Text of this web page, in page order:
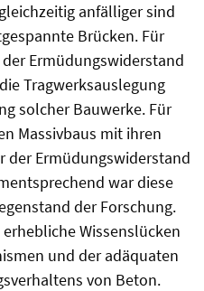
anfälliger sind
Brücken. Für
Ermüdungswiderstand
Tragwerksauslegung
solcher Bauwerke. Für
Massivbaus mit ihren
der Ermüdungswiderstand
war diese
der Forschung.
Wissenslücken
und der adäquaten
von Beton.